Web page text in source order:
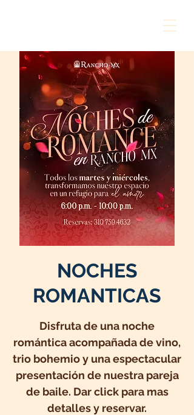
NOCHES
ROMANTICAS
Disfruta de una noche
romántica acompañada de vino,
trio bohemio y una espectacular
presentación de nuestra pareja
de baile. Dar click para mas
detalles y reservar.